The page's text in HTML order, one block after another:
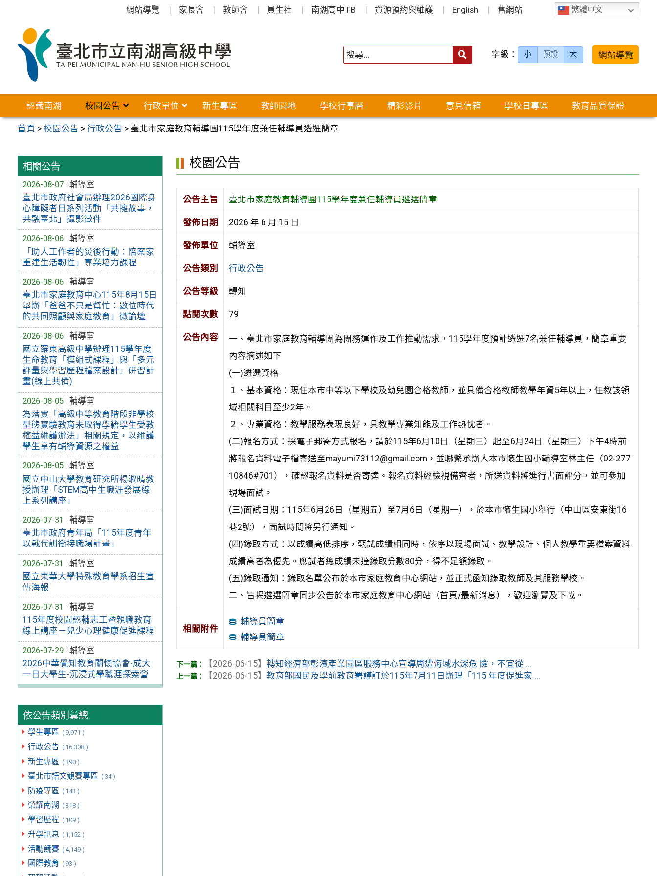
繁體中文
網站導覽 家長會 教師會 員生社 南湖高中 FB 資源預約與維護 English 舊網站
字級： 小 預設 大 網站導覽
認識南湖 校園公告 行政單位 新生專區 教師園地 學校行事曆 精彩影片 意見信箱 學校日專區 教育品質保證
首頁 >校園公告 >行政公告 > 臺北市家庭教育輔導團115學年度兼任輔導員遴選簡章
相關公告
2026-08-07
輔導室
臺北市政府社會局辦理2026國際身
心障礙者日系列活動「共擁故事，
共融臺北」攝影徵件
2026-08-06
輔導室
「助人工作者的災後行動：陪案家
重建生活韌性」專業培力課程
2026-08-06
輔導室
臺北市家庭教育中心115年8月15日
舉辦「爸爸不只是幫忙：數位時代
的共同照顧與家庭教育」微論壇
2026-08-06
輔導室
國立羅東高級中學辦理115學年度
生命教育「模組式課程」與「多元
評量與學習歷程檔案設計」研習計
畫(線上共備)
2026-08-05
輔導室
為落實「高級中等教育階段非學校
型態實驗教育未取得學籍學生受教
權益維護辦法」相關規定，以維護
學生享有輔導資源之權益
2026-08-05
輔導室
國立中山大學教育研究所楊淑晴教
授辦理「STEM高中生職涯發展線
上系列講座」
2026-07-31
輔導室
臺北市政府青年局「115年度青年
以戰代訓銜接職場計畫」
2026-07-31
輔導室
國立東華大學特殊教育學系招生宣
傳海報
2026-07-31
輔導室
115年度校園認輔志工暨親職教育
線上講座－兒少心理健康促進課程
2026-07-29
輔導室
2026中華覺知教育關懷協會-成大
一日大學生-沉浸式學職涯探索營
依公告類別彙總
學生專區 ( 9,971 )
行政公告 ( 16,308 )
新生專區 ( 390 )
臺北市語文競賽專區 ( 34 )
防疫專區 ( 143 )
榮耀南湖 ( 318 )
學習歷程 ( 109 )
升學訊息 ( 1,152 )
活動競賽 ( 4,149 )
國際教育 ( 93 )
校園公告
公告主旨 臺北市家庭教育輔導團115學年度兼任輔導員遴選簡章
發佈日期 2026 年 6 月 15 日
發佈單位 輔導室
公告類別 行政公告
公告等級 轉知
點閱次數 79
公告內容
一、臺北市家庭教育輔導團為團務運作及工作推動需求，115學年度預計遴選7名兼任輔導員，簡章重要
內容摘述如下
(一)遴選資格
１、基本資格：現任本市中等以下學校及幼兒園合格教師，並具備合格教師教學年資5年以上，任教該領
域相關科目至少2年。
２、專業資格：教學服務表現良好，具教學專業知能及工作熱忱者。
(二)報名方式：採電子郵寄方式報名，請於115年6月10日（星期三）起至6月24日（星期三）下午4時前
將報名資料電子檔寄送至mayumi73112@gmail.com，並聯繫承辦人本市懷生國小輔導室林主任（02-277
10846#701），確認報名資料是否寄達。報名資料經檢視備齊者，所送資料將進行書面評分，並可參加
現場面試。
(三)面試日期：115年6月26日（星期五）至7月6日（星期一），於本市懷生國小舉行（中山區安東街16
巷2號），面試時間將另行通知。
(四)錄取方式：以成績高低排序，甄試成績相同時，依序以現場面試、教學設計、個人教學重要檔案資料
成績高者為優先。應試者總成績未達錄取分數80分，得不足額錄取。
(五)錄取通知：錄取名單公布於本市家庭教育中心網站，並正式函知錄取教師及其服務學校。
二、旨揭遴選簡章同步公告於本市家庭教育中心網站（首頁/最新消息），歡迎瀏覽及下載。
相關附件
輔導員簡章
輔導員簡章
【2026-06-15】轉知經濟部彰濱產業園區服務中心宣導周遭海域水深危 險，不宜從 ...
【2026-06-15】教育部國民及學前教育署謹訂於115年7月11日辦理「115 年度促進家 ...